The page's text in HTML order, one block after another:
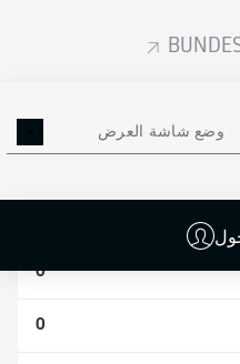
وضع شاشة العرض
0
0